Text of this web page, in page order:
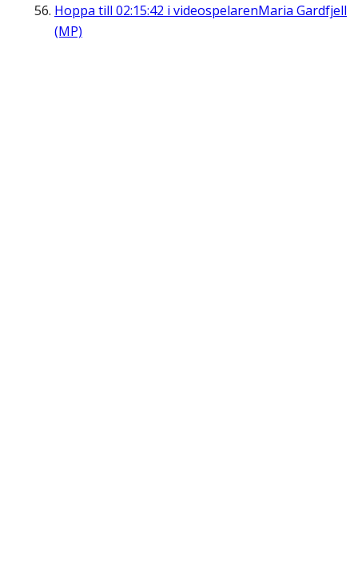
Hoppa till 02:15:42 i videospelarenMaria Gardfjell
(MP)